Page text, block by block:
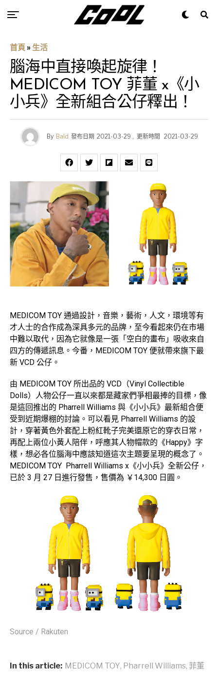
首頁 » 生活
腦海中直接喚起旋律！
MEDICOM TOY 菲董 x《小
小兵》全新組合公仔釋出！
By Bald 發布日期 2021-03-29 , 更新時間 2021-03-29
MEDICOM TOY 通過設計，音樂，藝術，人文，環境等有
才人士的合作成為深具多元的品牌，至今看起來仍在市場
中難以取代，因為它就像是一張「空白的畫布」吸收來自
四方的傳遞訊息。今番，MEDICOM TOY 便就帶來旗下最
新 VCD 公仔。
由 MEDICOM TOY 所出品的 VCD（Vinyl Collectible
Dolls）人物公仔一直以來都是藏家們爭相最捧的目標，像
是這回推出的 Pharrell Williams 與《小小兵》最新組合便
受到近期爆棚的討論。可以看見 Pharrell Williams 的設
計，穿著黃色外套配上粉紅靴子完美還原它的穿衣日常，
再配上兩位小黃人陪伴，呼應其人物帽款的《Happy》字
樣，想必各位腦海中應該知道這次主題要呈現的概念了。
MEDICOM TOY Pharrell Williams x《小小兵》全新公仔，
已於 3 月 27 日進行發售，售價為 ￥14,300 日圓。
Source / Rakuten
In this article: MEDICOM TOY, Pharrell Williams, 菲董